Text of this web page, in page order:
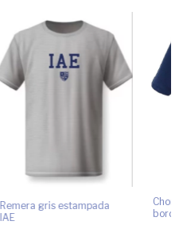
Remera gris estampada
IAE